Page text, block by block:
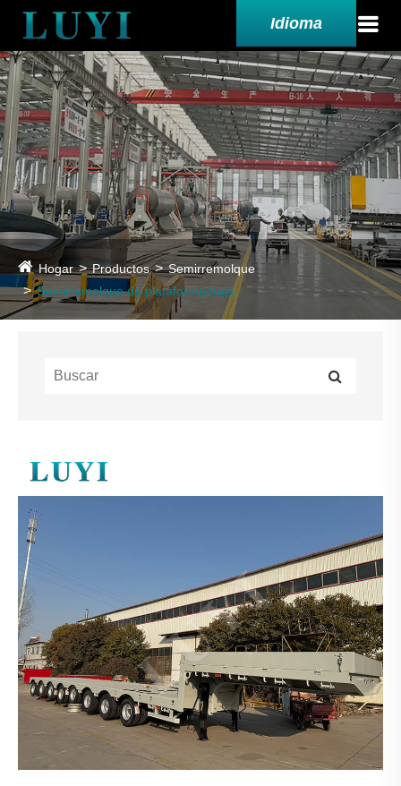
Idioma
Hogar Productos
Semirremolque
Semirremolque de plataforma baja